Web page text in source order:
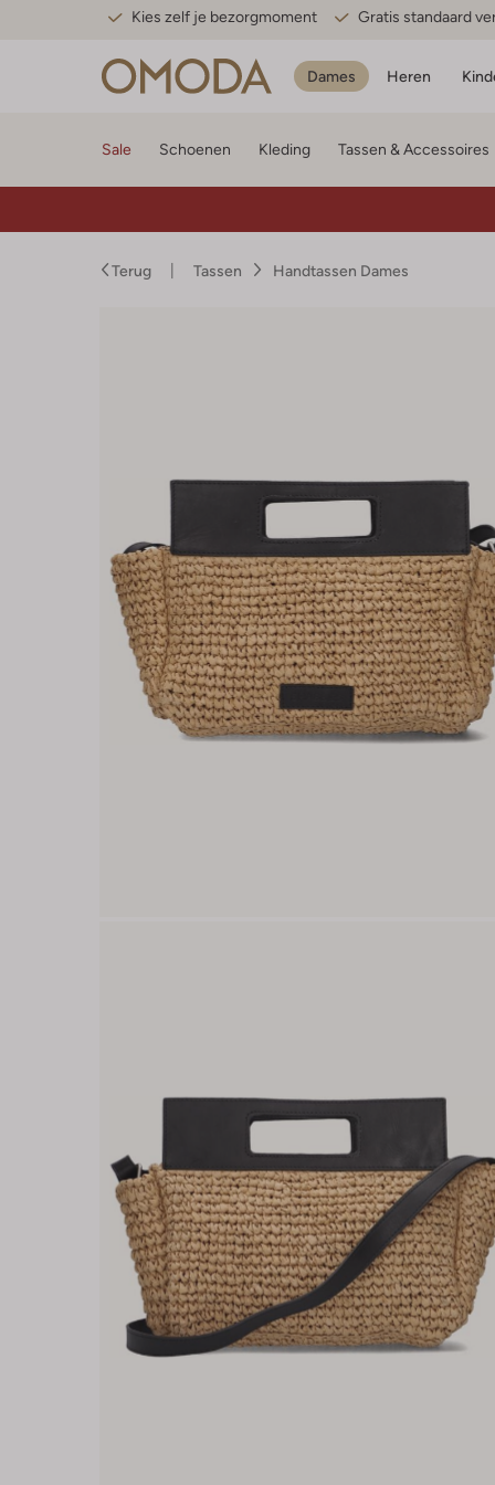
Kies zelf je bezorgmoment Gratis standaard
Dames Heren
Sale Schoenen Kleding Tassen & Accessoires
Terug Tassen Handtassen Dames